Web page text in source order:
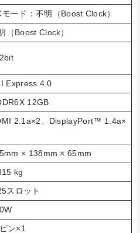
モード：不明（Boost Clock）
（Boost Clock）
Express 4.0
12GB
2.1a×2、DisplayPort™ 1.4a×
× 138mm × 65mm
kg
スロット
ン×1